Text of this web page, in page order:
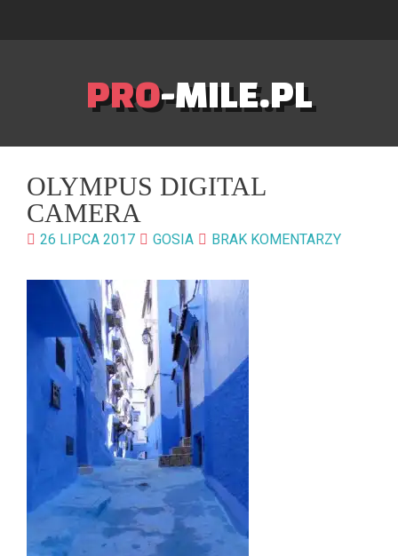
PRO-MILE.PL
OLYMPUS DIGITAL
CAMERA
26 LIPCA 2017 GOSIA BRAK KOMENTARZY